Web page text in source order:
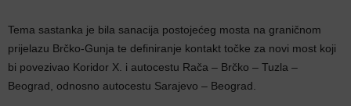
Tema sastanka je bila sanacija postojećeg mosta na graničnom
prijelazu Brčko-Gunja te definiranje kontakt točke za novi most koji
bi povezivao Koridor X. i autocestu Rača – Brčko – Tuzla –
Beograd, odnosno autocestu Sarajevo – Beograd.